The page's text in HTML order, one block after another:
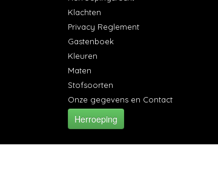
Klachten
Privacy Reglement
Gastenboek
Kleuren
Maten
Stofsoorten
Onze gegevens en Contact
Herroeping